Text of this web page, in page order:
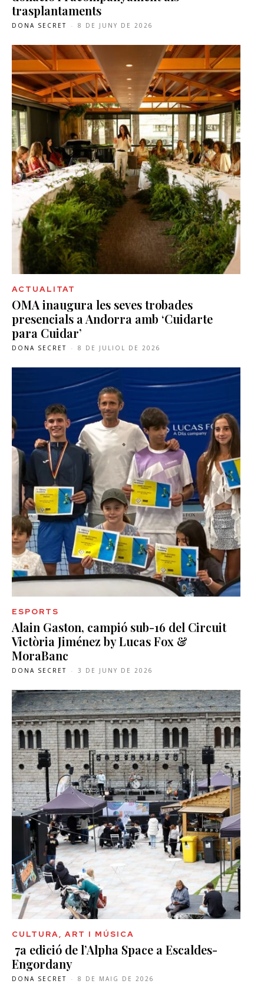
trasplantaments
DONA SECRET - 8 DE JUNY DE 2026
ACTUALITAT
OMA inaugura les seves trobades
presencials a Andorra amb ‘Cuidarte
para Cuidar’
DONA SECRET - 8 DE JULIOL DE 2026
ESPORTS
Alain Gaston, campió sub-16 del Circuit
Victòria Jiménez by Lucas Fox &
MoraBanc
DONA SECRET - 3 DE JUNY DE 2026
CULTURA, ART I MÚSICA
7a edició de l’Alpha Space a Escaldes-
Engordany
DONA SECRET - 8 DE MAIG DE 2026